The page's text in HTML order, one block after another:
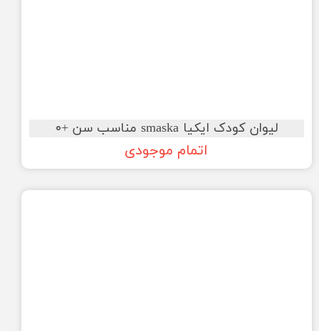
لیوان کودک ایکیا smaska مناسب سن +۰
اتمام موجودی